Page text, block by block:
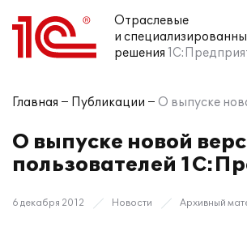
Отраслевые
и
решения
Главная Публикации О выпуске
О выпуске новой
пользователей
6 декабря 2012 Новости Архивный